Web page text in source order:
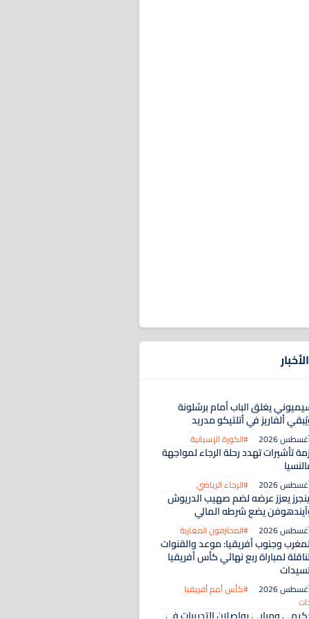
يغلق الباب أمام برشلونة
ألفاريز في أتلتيكو مدريد
#الكورة الإسبانية
تأشيرات تهدد رحلة الرجاء لمواجهة
#الرجاء الرياضي
يعزز عرضه لضم صهيب الدريوش
يضع شرطه المالي
#المحترفون المغاربة
وجنوب أفريقيا: موعد والقنوات
لمباراة ربع نهائي كأس أفريقيا
#كأس أمم أفريقيا